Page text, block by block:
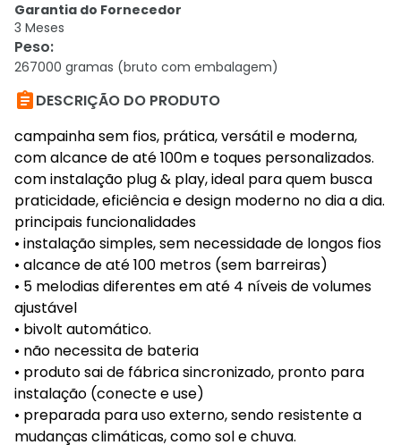
Garantia do Fornecedor
3 Meses
Peso:
267000 gramas (bruto com embalagem)
DESCRIÇÃO DO PRODUTO
campainha sem fios, prática, versátil e moderna,
com alcance de até 100m e toques personalizados.
com instalação plug & play, ideal para quem busca
praticidade, eficiência e design moderno no dia a dia.
principais funcionalidades
• instalação simples, sem necessidade de longos fios
• alcance de até 100 metros (sem barreiras)
• 5 melodias diferentes em até 4 níveis de volumes
ajustável
• bivolt automático.
• não necessita de bateria
• produto sai de fábrica sincronizado, pronto para
instalação (conecte e use)
• preparada para uso externo, sendo resistente a
mudanças climáticas, como sol e chuva.